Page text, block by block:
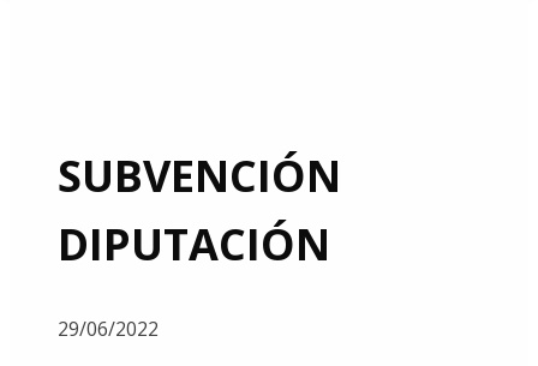
SUBVENCIÓN
DIPUTACIÓN
29/06/2022